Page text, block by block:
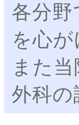
各分
を心が
また
外科